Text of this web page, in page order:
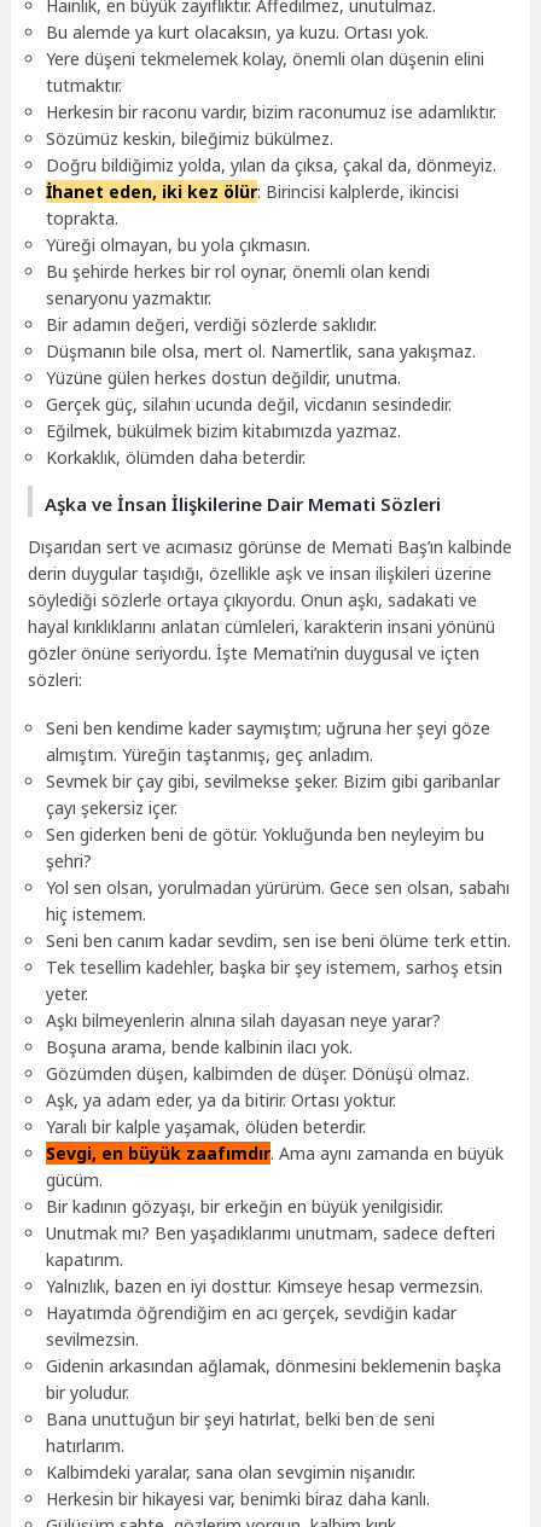
Hainlik, en büyük zayıflıktır. Affedilmez, unutulmaz.
Bu alemde ya kurt olacaksın, ya kuzu. Ortası yok.
Yere düşeni tekmelemek kolay, önemli olan düşenin elini
tutmaktır.
Herkesin bir raconu vardır, bizim raconumuz ise adamlıktır.
Sözümüz keskin, bileğimiz bükülmez.
Doğru bildiğimiz yolda, yılan da çıksa, çakal da, dönmeyiz.
İhanet eden, iki kez ölür: Birincisi kalplerde, ikincisi
toprakta.
Yüreği olmayan, bu yola çıkmasın.
Bu şehirde herkes bir rol oynar, önemli olan kendi
senaryonu yazmaktır.
Bir adamın değeri, verdiği sözlerde saklıdır.
Düşmanın bile olsa, mert ol. Namertlik, sana yakışmaz.
Yüzüne gülen herkes dostun değildir, unutma.
Gerçek güç, silahın ucunda değil, vicdanın sesindedir.
Eğilmek, bükülmek bizim kitabımızda yazmaz.
Korkaklık, ölümden daha beterdir.
Aşka ve İnsan İlişkilerine Dair Memati Sözleri
Dışarıdan sert ve acımasız görünse de Memati Baş’ın kalbinde
derin duygular taşıdığı, özellikle aşk ve insan ilişkileri üzerine
söylediği sözlerle ortaya çıkıyordu. Onun aşkı, sadakati ve
hayal kırıklıklarını anlatan cümleleri, karakterin insani yönünü
gözler önüne seriyordu. İşte Memati’nin duygusal ve içten
sözleri:
Seni ben kendime kader saymıştım; uğruna her şeyi göze
almıştım. Yüreğin taştanmış, geç anladım.
Sevmek bir çay gibi, sevilmekse şeker. Bizim gibi garibanlar
çayı şekersiz içer.
Sen giderken beni de götür. Yokluğunda ben neyleyim bu
şehri?
Yol sen olsan, yorulmadan yürürüm. Gece sen olsan, sabahı
hiç istemem.
Seni ben canım kadar sevdim, sen ise beni ölüme terk ettin.
Tek tesellim kadehler, başka bir şey istemem, sarhoş etsin
yeter.
Aşkı bilmeyenlerin alnına silah dayasan neye yarar?
Boşuna arama, bende kalbinin ilacı yok.
Gözümden düşen, kalbimden de düşer. Dönüşü olmaz.
Aşk, ya adam eder, ya da bitirir. Ortası yoktur.
Yaralı bir kalple yaşamak, ölüden beterdir.
Sevgi, en büyük zaafımdır. Ama aynı zamanda en büyük
gücüm.
Bir kadının gözyaşı, bir erkeğin en büyük yenilgisidir.
Unutmak mı? Ben yaşadıklarımı unutmam, sadece defteri
kapatırım.
Yalnızlık, bazen en iyi dosttur. Kimseye hesap vermezsin.
Hayatımda öğrendiğim en acı gerçek, sevdiğin kadar
sevilmezsin.
Gidenin arkasından ağlamak, dönmesini beklemenin başka
bir yoludur.
Bana unuttuğun bir şeyi hatırlat, belki ben de seni
hatırlarım.
Kalbimdeki yaralar, sana olan sevgimin nişanıdır.
Herkesin bir hikayesi var, benimki biraz daha kanlı.